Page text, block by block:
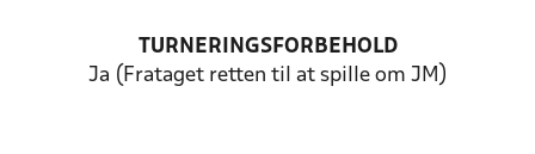
TURNERINGSFORBEHOLD
Ja (Frataget retten til at spille om JM)